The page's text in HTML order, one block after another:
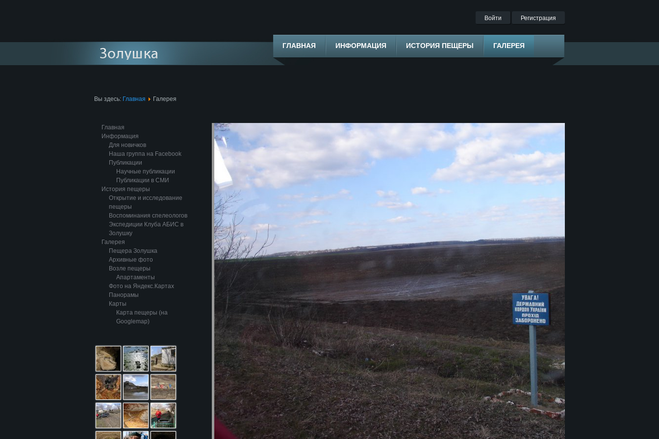
Войти Регистрация
ГЛАВНАЯ ИНФОРМАЦИЯ ИСТОРИЯ ПЕЩЕРЫ ГАЛЕРЕЯ
Вы здесь: Главная Галерея
Главная
Информация
Для новичков
Наша группа на Facebook
Публикации
Научные публикации
Публикации в СМИ
История пещеры
Открытие и исследование
пещеры
Воспоминания спелеологов
Экспедиции Клуба АБИС в
Золушку
Галерея
Пещера Золушка
Архивные фото
Возле пещеры
Апартаменты
Фото на Яндекс.Картах
Панорамы
Карты
Карта пещеры (на
Googlemap)